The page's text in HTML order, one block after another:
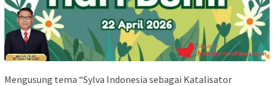
Mengusung tema “Sylva Indonesia sebagai Katalisator